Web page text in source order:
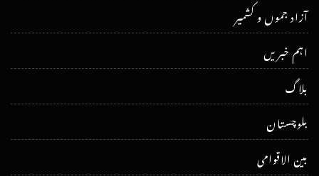
آزاد جموں و کشمیر
اہم خبریں
بلاگ
بلوچستان
بین الاقوامی